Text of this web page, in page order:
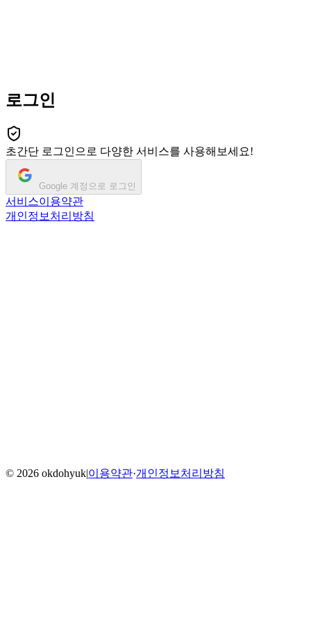
로그인
초간단 로그인으로 다양한 서비스를 사용해보세요!
Google 계정으로 로그인
서비스이용약관
개인정보처리방침
© 2026 okdohyuk|이용약관·개인정보처리방침